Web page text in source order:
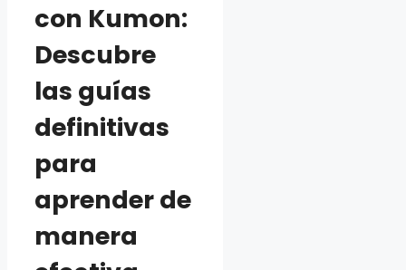
con Kumon:
Descubre
las guías
definitivas
para
aprender de
manera